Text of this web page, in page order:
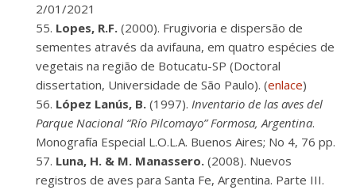
2/01/2021
Lopes, R.F. (2000). Frugivoria e dispersão de
sementes através da avifauna, em quatro espécies de
vegetais na região de Botucatu-SP (Doctoral
dissertation, Universidade de São Paulo). (enlace)
López Lanús, B. (1997). Inventario de las aves del
Parque Nacional “Río Pilcomayo” Formosa, Argentina.
Monografía Especial L.O.L.A. Buenos Aires; No 4, 76 pp.
Luna, H. & M. Manassero. (2008). Nuevos
registros de aves para Santa Fe, Argentina. Parte III.